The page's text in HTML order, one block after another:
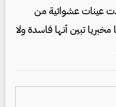
عينات عشوائية من
تبين أنها فاسدة ولا